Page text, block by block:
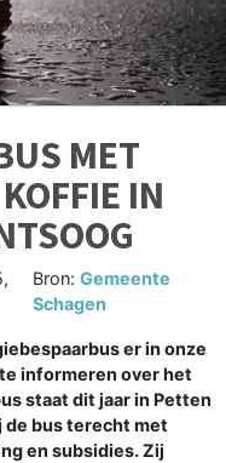
MET
IN
Bron: Gemeente
Schagen
er in onze
informeren over het
staat dit jaar in Petten
de bus terecht met
en subsidies. Zij